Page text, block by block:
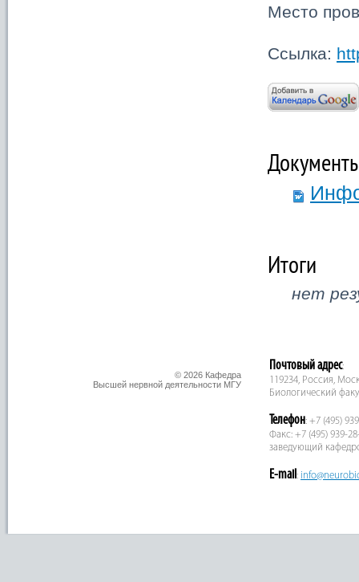
Место
Ссылка:
Итоги
нет
© 2026 Кафедра
Высшей нервной деятельности МГУ
Почтовый адрес:
119234, Россия,
Биологический
Телефон: +7 (495)
Факс: +7 (495) 939-
заведующий
E-mail :